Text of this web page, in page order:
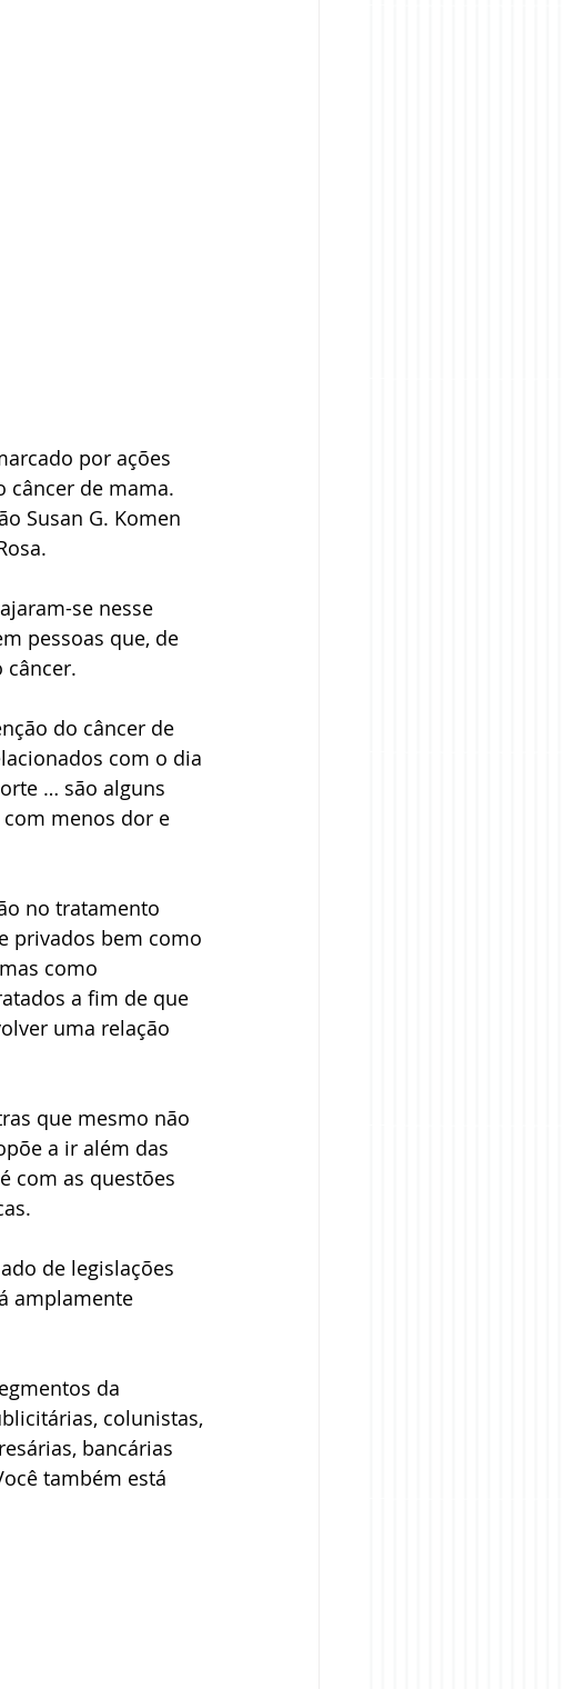
por ações
câncer de mama.
Susan G. Komen
se nesse
pessoas que, de
câncer.
do câncer de
com o dia
… são alguns
menos dor e
no tratamento
privados bem como
como
a fim de que
uma relação
que mesmo não
a ir além das
com as questões
de legislações
amplamente
da
colunistas,
bancárias
também está